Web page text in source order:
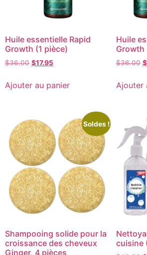
Huile essentielle Rapid
Growth (1 pièce)
$36.00 $17.95
Ajouter au panier
Huile
Growth
$36.00 $
Ajouter
Soldes !
Shampooing solide pour la
croissance des cheveux
Ginger, 4 pièces
cuisine